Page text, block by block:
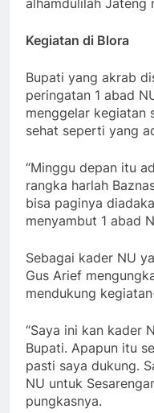
alhamdulilah Jateng
Kegiatan di Blora
Bupati yang akrab
peringatan 1 abad
menggelar kegiatan
sehat seperti yang
“Minggu depan itu
rangka harlah
bisa paginya
menyambut 1 abad
Sebagai kader NU
Gus Arief
mendukung
“Saya ini kan kader
Bupati. Apapun itu
pasti saya dukung.
NU untuk
pungkasnya.